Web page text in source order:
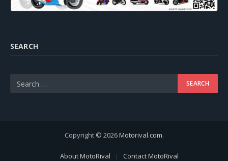
SEARCH
Copyright © 2026Motorival.com.
About MotoRival Contact MotoRival